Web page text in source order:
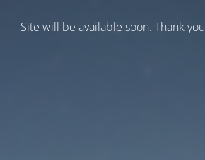
Site will be available soon. Thank